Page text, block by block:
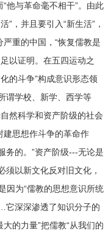
“他与革命毫不相干”。由此
”，并且要引入“新生活”，
重的中国，“恢复儒教是
以证明。在五四运动之
的斗争”构成意识形态领
谓学校、新学、西学等
然科学和资产阶级的社会
建思想作斗争的革命作
务的。”资产阶级---无论是
须以新文化反对旧文化，
因为“儒教的思想意识所统
深深渗透了知识分子的
的力量”把儒教“从我们的